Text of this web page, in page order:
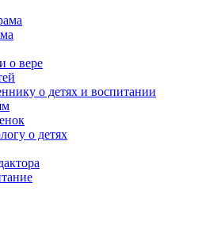
о вере
о детях и воспитании
о детях